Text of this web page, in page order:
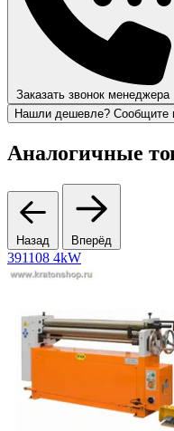
Заказать звонок менеджера
Нашли дешевле? Сообщите
Аналогичные
Назад Вперёд
391108 4kW